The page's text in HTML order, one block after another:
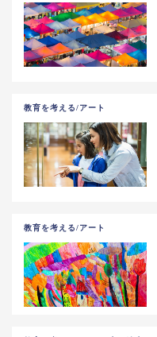
教育を考える/アート
教育を考える/アート